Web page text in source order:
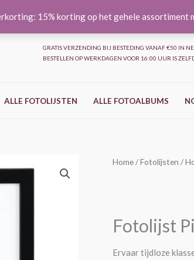
15% korting op het gehele assortiment
GRATIS VERZENDING BIJ BESTEDING VANAF €50 IN
BESTELLEN OP WERKDAGEN VOOR 16:00 UUR IS
ALLE FOTOLIJSTEN ALLE FOTOALBUMS
Home/Fotolijsten /
Fotolijst
Ervaar tijdloze
Fotolijst
aantal